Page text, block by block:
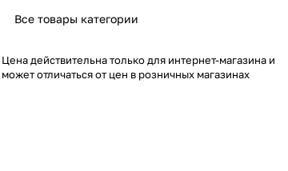
Все товары категории
Цена действительна только для интернет-магазина и
может отличаться от цен в розничных магазинах